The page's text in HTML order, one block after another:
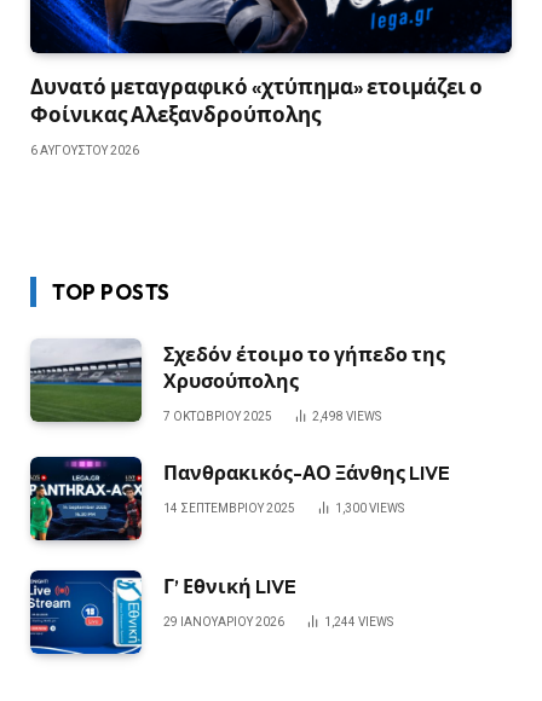
Δυνατό μεταγραφικό «χτύπημα» ετοιμάζει ο
Φοίνικας Αλεξανδρούπολης
6 ΑΥΓΟΎΣΤΟΥ 2026
TOP POSTS
Σχεδόν έτοιμο το γήπεδο της
Χρυσούπολης
7 ΟΚΤΩΒΡΊΟΥ 2025 2,498 VIEWS
Πανθρακικός-ΑΟ Ξάνθης LIVE
14 ΣΕΠΤΕΜΒΡΊΟΥ 2025 1,300VIEWS
Γ’ Εθνική LIVE
29 ΙΑΝΟΥΑΡΊΟΥ 2026 1,244 VIEWS